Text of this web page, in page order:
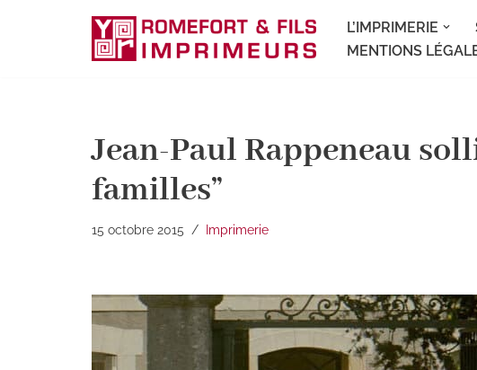
L’IMPRIMERIE
MENTIONS
Jean-Paul Rappeneau
familles”
15 octobre 2015 Imprimerie